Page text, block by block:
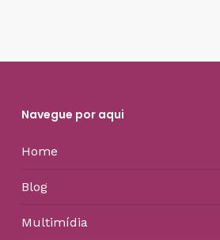
Navegue por aqui
Home
Blog
Multimídia